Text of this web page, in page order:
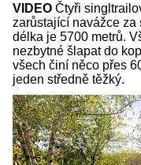
VIDEO Čtyři
zarůstající navážce za
délka je 5700 metrů.
nezbytné šlapat do
všech činí něco přes
jeden středně těžký.